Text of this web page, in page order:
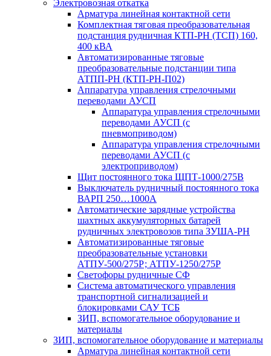
Электровозная откатка
Арматура линейная контактной сети
Комплектная тяговая преобразовательная
подстанция рудничная КТП-РН (ТСП) 160,
400 кВА
Автоматизированные тяговые
преобразовательные подстанции типа
АТПП-РН (КТП-РН-П02)
Аппаратура управления стрелочными
переводами АУСП
Аппаратура управления стрелочными
переводами АУСП (с
пневмоприводом)
Аппаратура управления стрелочными
переводами АУСП (с
электроприводом)
Щит постоянного тока ЩПТ-1000/275В
Выключатель рудничный постоянного тока
ВАРП 250…1000А
Автоматические зарядные устройства
шахтных аккумуляторных батарей
рудничных электровозов типа ЗУША-РН
Автоматизированные тяговые
преобразовательные установки
АТПУ-500/275Р; АТПУ-1250/275Р
Светофоры рудничные СФ
Система автоматического управления
транспортной сигнализацией и
блокировками САУ ТСБ
ЗИП, вспомогательное оборудование и
материалы
ЗИП, вспомогательное оборудование и материалы
Арматура линейная контактной сети